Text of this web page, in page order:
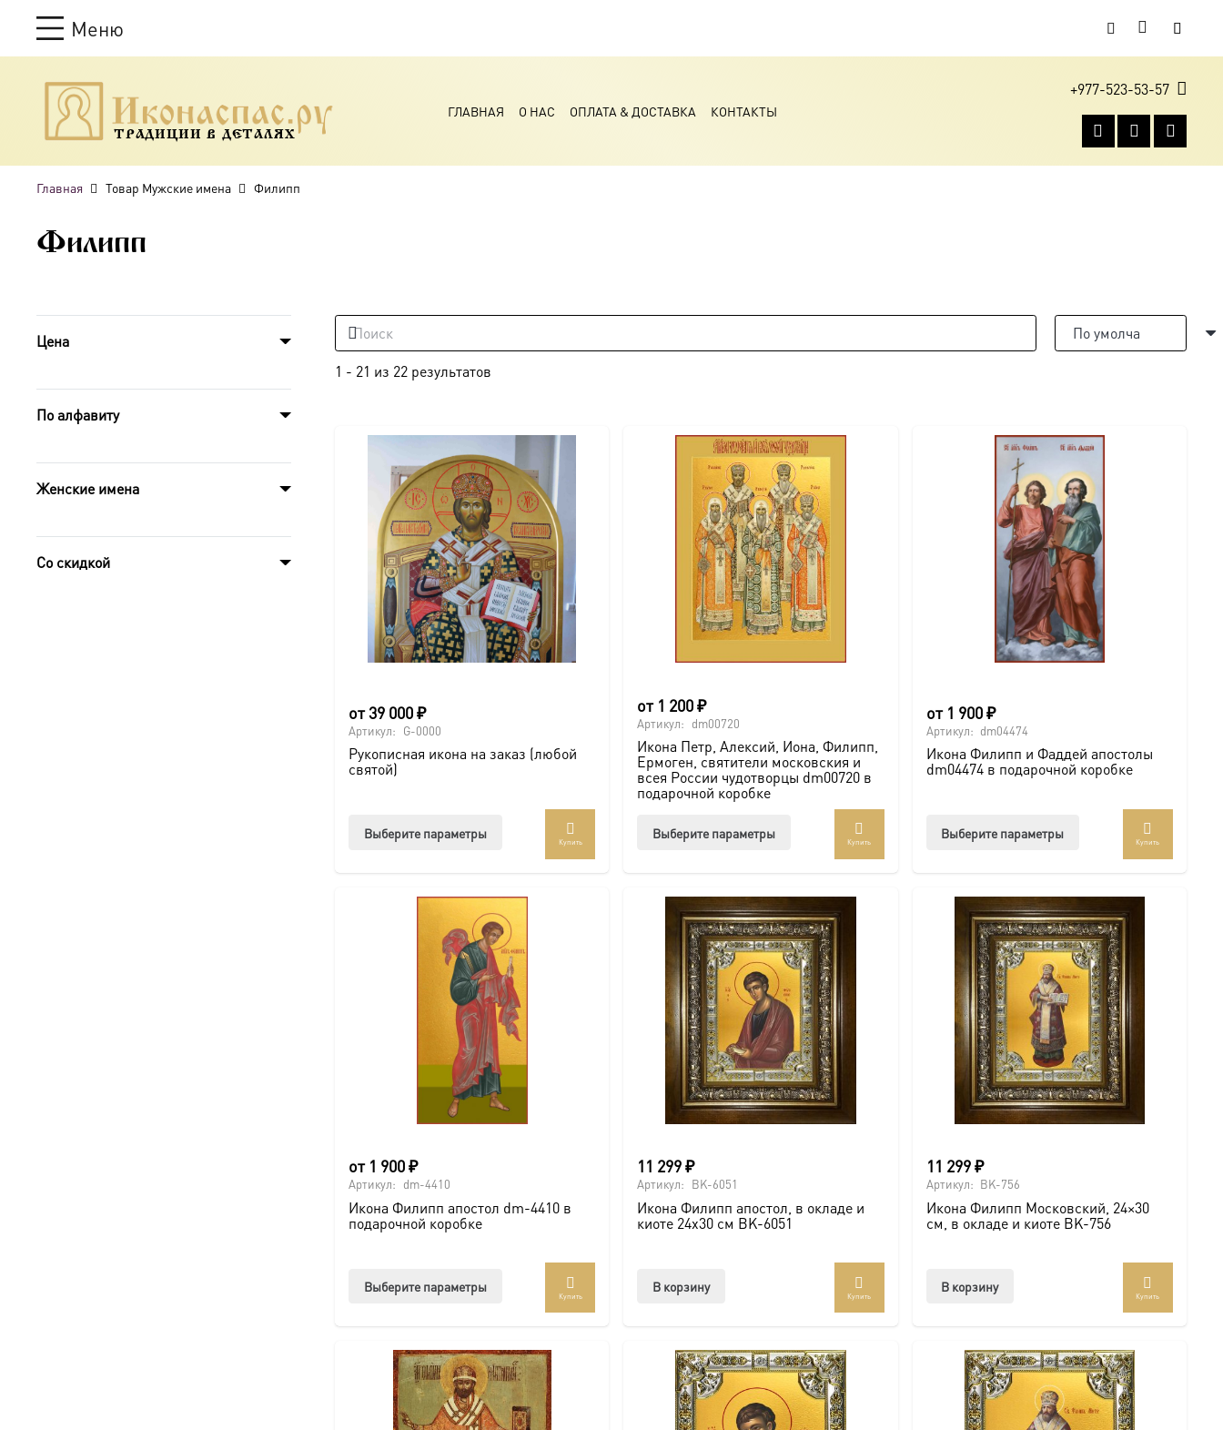
Меню
ТРАДИЦИИ В ДЕТАЛЯХ
ГЛАВНАЯ О НАС ОПЛАТА & ДОСТАВКА КОНТАКТЫ
+977-523-53-57
Главная Товар Мужские имена Филипп
Филипп
Цена
По алфавиту
Женские имена
Со скидкой
1 - 21 из 22 результатов
от39 000₽
Артикул: G-0000
Рукописная икона на заказ (любой
святой)
Выберите параметры
вариаций.
Опции
можно
выбрать
на
странице
товара.
Купить
от 1 200₽
Артикул: dm00720
Икона Петр, Алексий, Иона, Филипп,
Ермоген, святители московския и
всея России чудотворцы dm00720 в
подарочной коробке
Выберите параметры
вариаций.
Опции
можно
выбрать
на
странице
товара.
Купить
от 1 900₽
Артикул: dm04474
Икона Филипп и Фаддей апостолы
dm04474 в подарочной коробке
Выберите параметры
вариаций.
Опции
можно
выбрать
на
странице
товара.
Купить
от 1 900₽
Артикул: dm-4410
Икона Филипп апостол dm-4410 в
подарочной коробке
Выберите параметры
вариаций.
Опции
можно
Купить
11 299₽
Артикул: BK-6051
Икона Филипп апостол, в окладе и
киоте 24х30 см BK-6051
В корзину
Купить
11 299₽
Артикул: BK-756
Икона Филипп Московский, 24×30
см, в окладе и киоте BK-756
В корзину
Купить